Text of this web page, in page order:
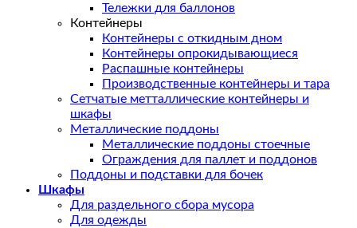
Тележки для баллонов
Контейнеры
Контейнеры с откидным дном
Контейнеры опрокидывающиеся
Распашные контейнеры
Производственные контейнеры и тара
Сетчатые метталлические контейнеры и
шкафы
Металлические поддоны
Металлические поддоны стоечные
Ограждения для паллет и поддонов
Поддоны и подставки для бочек
Шкафы
Для раздельного сбора мусора
Для одежды